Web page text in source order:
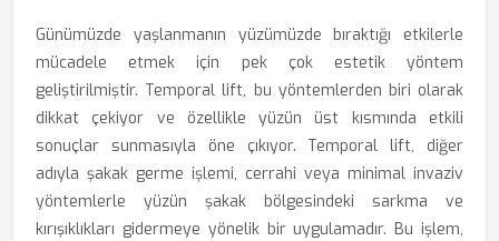
Günümüzde yaşlanmanın yüzümüzde bıraktığı etkilerle
mücadele etmek için pek çok estetik yöntem
geliştirilmiştir. Temporal lift, bu yöntemlerden biri olarak
dikkat çekiyor ve özellikle yüzün üst kısmında etkili
sonuçlar sunmasıyla öne çıkıyor. Temporal lift, diğer
adıyla şakak germe işlemi, cerrahi veya minimal invaziv
yöntemlerle yüzün şakak bölgesindeki sarkma ve
kırışıklıkları gidermeye yönelik bir uygulamadır. Bu işlem,